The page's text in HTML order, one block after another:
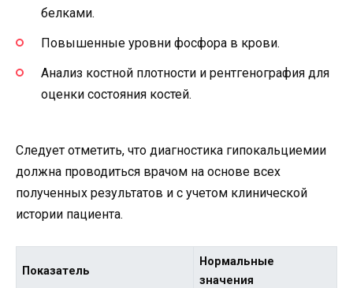
белками.
Повышенные уровни фосфора в крови.
Анализ костной плотности и рентгенография для
оценки состояния костей.
Следует отметить, что диагностика гипокальциемии
должна проводиться врачом на основе всех
полученных результатов и с учетом клинической
истории пациента.
Показатель
Нормальные
значения